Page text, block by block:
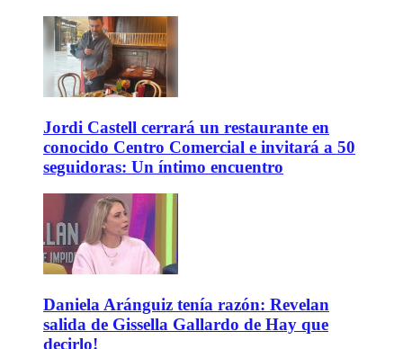
Jordi Castell cerrará un restaurante en
conocido Centro Comercial e invitará a 50
seguidoras: Un íntimo encuentro
Daniela Aránguiz tenía razón: Revelan
salida de Gissella Gallardo de Hay que
decirlo!